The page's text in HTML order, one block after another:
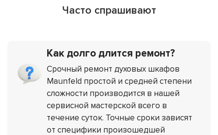
Часто спрашивают
Как долго длится ремонт?
Срочный ремонт духовых шкафов
Maunfeld простой и средней степени
сложности производится в нашей
сервисной мастерской всего в
течение суток. Точные сроки зависят
от специфики произошедшей